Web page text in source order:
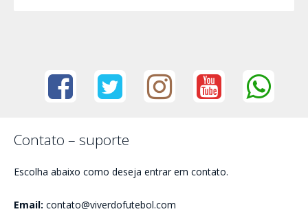
Contato – suporte
Escolha abaixo como deseja entrar em contato.
Email: contato@viverdofutebol.com